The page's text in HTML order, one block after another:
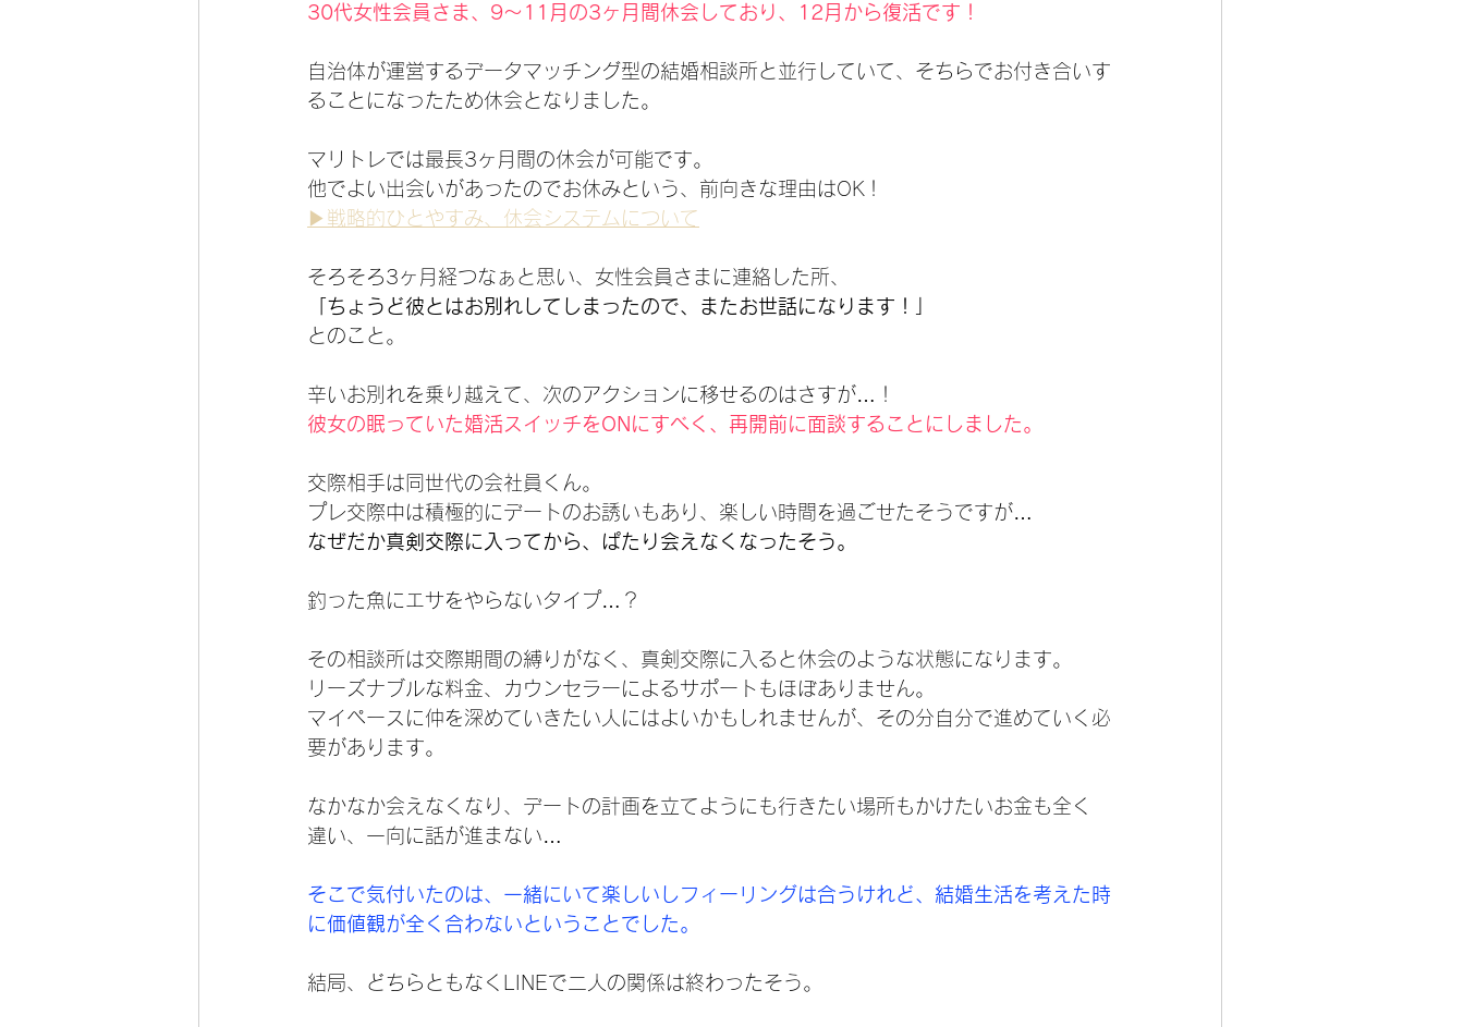
30代女性会員さま、9～11月の3ヶ月間休会しており、12月から復活です！
自治体が運営するデータマッチング型の結婚相談所と並行していて、そちらでお付き合いす
ることになったため休会となりました。
マリトレでは最長3ヶ月間の休会が可能です。
他でよい出会いがあったのでお休みという、前向きな理由はOK！
▶戦略的ひとやすみ、休会システムについて
そろそろ3ヶ月経つなぁと思い、女性会員さまに連絡した所、
「ちょうど彼とはお別れしてしまったので、またお世話になります！」
とのこと。
辛いお別れを乗り越えて、次のアクションに移せるのはさすが…！
彼女の眠っていた婚活スイッチをONにすべく、再開前に面談することにしました。
交際相手は同世代の会社員くん。
プレ交際中は積極的にデートのお誘いもあり、楽しい時間を過ごせたそうですが…
なぜだか真剣交際に入ってから、ぱたり会えなくなったそう。
釣った魚にエサをやらないタイプ…？
その相談所は交際期間の縛りがなく、真剣交際に入ると休会のような状態になります。
リーズナブルな料金、カウンセラーによるサポートもほぼありません。
マイペースに仲を深めていきたい人にはよいかもしれませんが、その分自分で進めていく必
要があります。
なかなか会えなくなり、デートの計画を立てようにも行きたい場所もかけたいお金も全く
違い、一向に話が進まない…
そこで気付いたのは、一緒にいて楽しいしフィーリングは合うけれど、結婚生活を考えた時
に価値観が全く合わないということでした。
結局、どちらともなくLINEで二人の関係は終わったそう。